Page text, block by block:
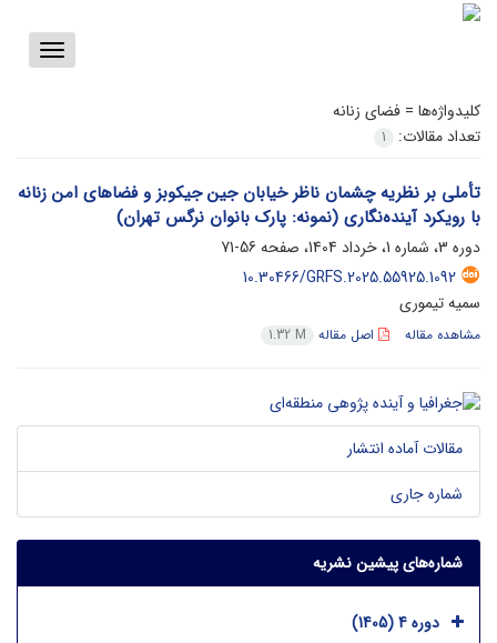
Toggle
کلیدواژه‌ها = فضای زنانه
تعداد مقالات:
1
تأملی بر نظریه چشمان ناظر خیابان جین جیکوبز و فضاهای امن زنانه
با رویکرد آینده‌نگاری (نمونه: پارک بانوان نرگس تهران)
دوره 3، شماره 1، خرداد 1404، صفحه
56-71
10.30466/GRFS.2025.55925.1092
سمیه تیموری
مشاهده مقاله اصل مقاله 1.32 M
مقالات آماده انتشار
شماره جاری
شماره‌های پیشین نشریه
دوره 4 (1405)